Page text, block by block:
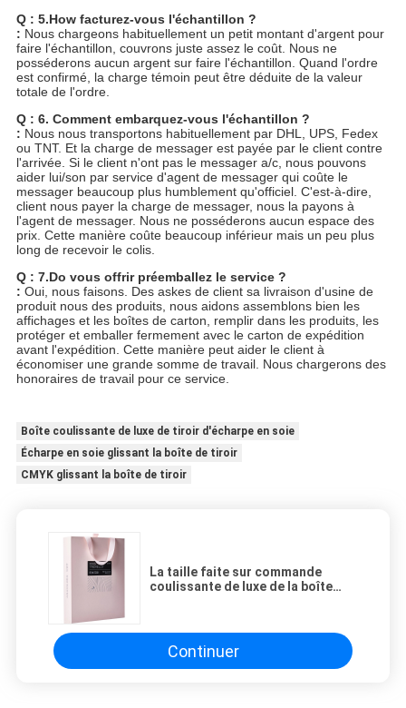
Q : 5.How facturez-vous l'échantillon ?
: Nous chargeons habituellement un petit montant d'argent pour
faire l'échantillon, couvrons juste assez le coût. Nous ne
posséderons aucun argent sur faire l'échantillon. Quand l'ordre
est confirmé, la charge témoin peut être déduite de la valeur
totale de l'ordre.
Q : 6. Comment embarquez-vous l'échantillon ?
: Nous nous transportons habituellement par DHL, UPS, Fedex
ou TNT. Et la charge de messager est payée par le client contre
l'arrivée. Si le client n'ont pas le messager a/c, nous pouvons
aider lui/son par service d'agent de messager qui coûte le
messager beaucoup plus humblement qu'officiel. C'est-à-dire,
client nous payer la charge de messager, nous la payons à
l'agent de messager. Nous ne posséderons aucun espace des
prix. Cette manière coûte beaucoup inférieur mais un peu plus
long de recevoir le colis.
Q : 7.Do vous offrir préemballez le service ?
: Oui, nous faisons. Des askes de client sa livraison d'usine de
produit nous des produits, nous aidons assemblons bien les
affichages et les boîtes de carton, remplir dans les produits, les
protéger et emballer fermement avec le carton de expédition
avant l'expédition. Cette manière peut aider le client à
économiser une grande somme de travail. Nous chargerons des
honoraires de travail pour ce service.
Boîte coulissante de luxe de tiroir d'écharpe en soie
Écharpe en soie glissant la boîte de tiroir
CMYK glissant la boîte de tiroir
La taille faite sur commande
coulissante de luxe de la boîte
Continuer